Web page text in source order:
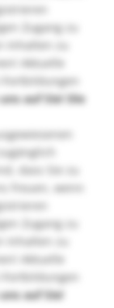
Zugang zu
Inhalten zu
Aktuelle
auf Sie! Die
dass Sie zu
freuen, wenn
Zugang zu
Inhalten zu
Aktuelle
auf Sie!